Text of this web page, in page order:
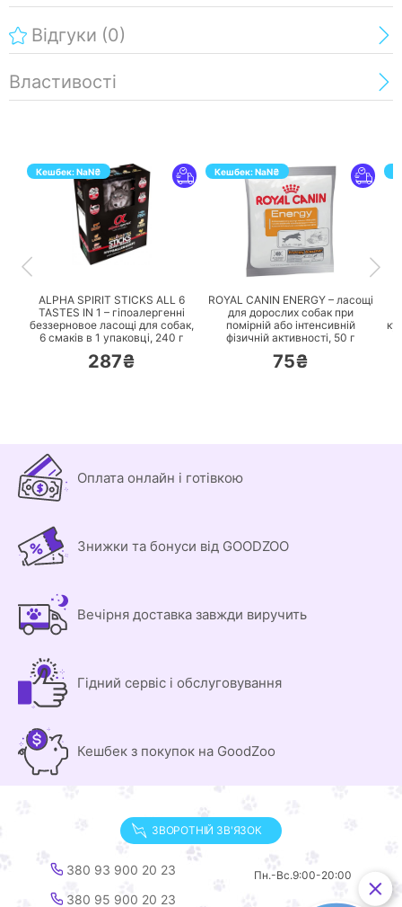
Відгуки (0)
Властивості
Кешбек:NaN₴
ПЕРЕЙТИ
ALPHA SPIRIT STICKS ALL 6
TASTES IN 1 – гіпоалергенні
беззерновое ласощі для собак,
6 смаків в 1 упаковці, 240 г
287₴
Кешбек:NaN₴
ПЕРЕЙТИ
ROYAL CANIN ENERGY – ласощі
для дорослих собак при
помірній або інтенсивній
фізичній активності, 50 г
75₴
Оплата онлайн і готівкою
Знижки та бонуси від GOODZOO
Вечірня доставка завжди виручить
Гідний сервіс і обслуговування
Кешбек з покупок на GoodZoo
ЗВОРОТНІЙ ЗВ'ЯЗОК
380 93 900 20 23
380 95 900 20 23
Пн.-Вс.9:00-20:00